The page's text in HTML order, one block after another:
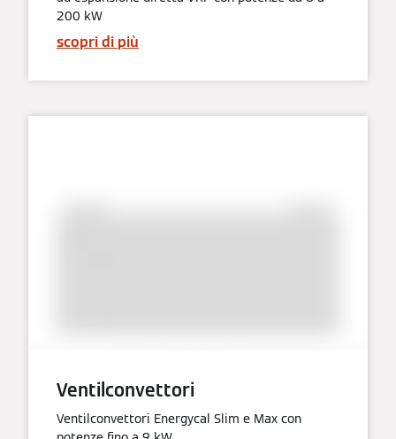
200 kW
scopri di più
Ventilconvettori
Ventilconvettori Energycal Slim e Max con